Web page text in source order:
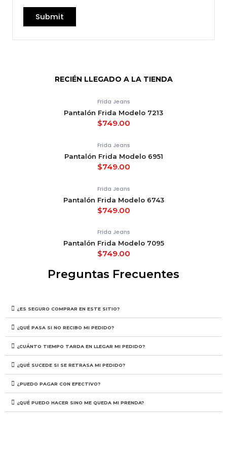
RECIÉN LLEGADO A LA TIENDA
Frida Jeans
Pantalón Frida Modelo 7213
$749.00
Frida Jeans
Pantalón Frida Modelo 6951
$749.00
Frida Jeans
Pantalón Frida Modelo 6743
$749.00
Frida Jeans
Pantalón Frida Modelo 7095
$749.00
Preguntas Frecuentes
¿ES SEGURO COMPRAR EN ESTE SITIO?
¿QUÉ PASA SI NO RECIBO MI PEDIDO?
¿CUÁNTO TIEMPO TARDA EN LLEGAR MI PEDIDO?
¿QUÉ SUCEDE SI SE RETRASA MI PEDIDO?
¿PUEDO PAGAR CON EFECTIVO?
¿QUÉ PUEDO HACER SINO ME QUEDA MI PRENDA?